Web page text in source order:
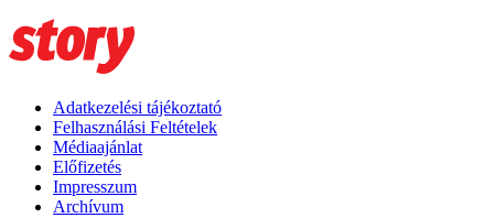
Adatkezelési tájékoztató
Felhasználási Feltételek
Médiaajánlat
Előfizetés
Impresszum
Archívum